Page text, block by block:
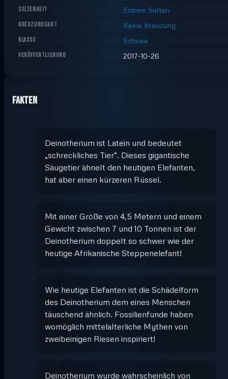
SELTENHEIT Extrem Selten
KREUZUNGSART Keine Kreuzung
KLASSE Schnee
VERÖFFENTLICHUNG 2017-10-26
Fakten
Deinotherium ist Latein und bedeutet
„schreckliches Tier“. Dieses gigantische
Säugetier ähnelt den heutigen Elefanten,
hat aber einen kürzeren Rüssel.
Mit einer Größe von 4,5 Metern und einem
Gewicht zwischen 7 und 10 Tonnen ist der
Deinotherium doppelt so schwer wie der
heutige Afrikanische Steppenelefant!
Wie heutige Elefanten ist die Schädelform
des Deinotherium dem eines Menschen
täuschend ähnlich. Fossilienfunde haben
womöglich mittelalterliche Mythen von
zweibeinigen Riesen inspiriert!
Deinotherium wurde wahrscheinlich von